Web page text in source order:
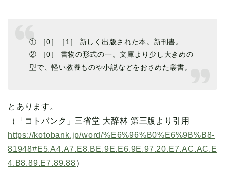
① ［0］［1］ 新しく出版された本。新刊書。
② ［0］ 書物の形式の一。文庫より少し大きめの
型で、軽い教養ものや小説などをおさめた叢書。
とあります。
（「コトバンク」三省堂 大辞林 第三版より引用
https://kotobank.jp/word/%E6%96%B0%E6%9B%B8-
81948#E5.A4.A7.E8.BE.9E.E6.9E.97.20.E7.AC.AC.E
4.B8.89.E7.89.88）